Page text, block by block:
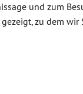
und zum
zu dem